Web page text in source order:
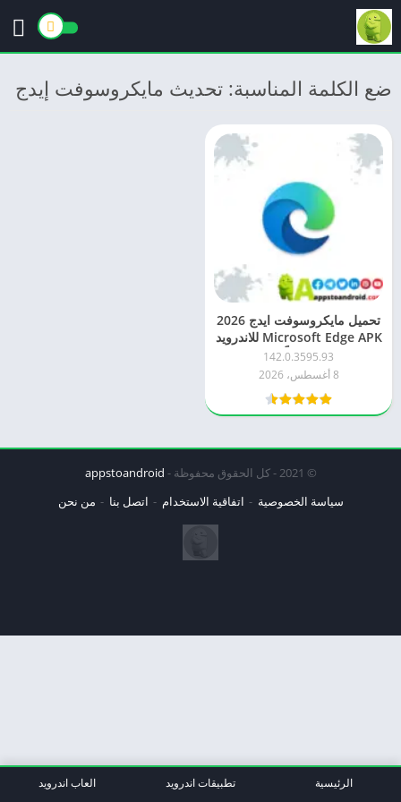
ضع الكلمة المناسبة: تحديث مايكروسوفت إيدج
تحميل مايكروسوفت ايدج 2026
Microsoft Edge APK للاندرويد
مجاناً
142.0.3595.93
8 أغسطس، 2026
© 2021 - كل الحقوق محفوظة -
appstoandroid
سياسة الخصوصية
اتفاقية الاستخدام اتصل بنا من نحن
الرئيسية تطبيقات اندرويد العاب اندرويد